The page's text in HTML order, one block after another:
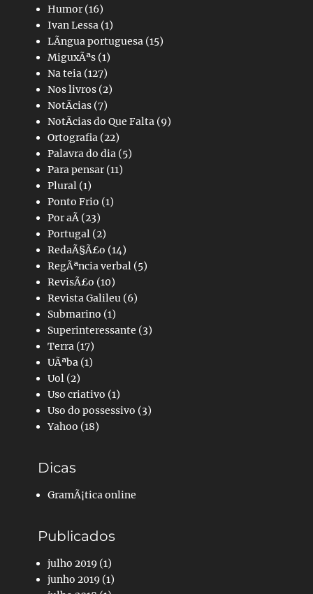
Humor(16)
Ivan Lessa (1)
LÃ­ngua portuguesa (15)
MiguxÃªs (1)
Na teia (127)
Nos livros (2)
NotÃ­cias (7)
NotÃ­cias do Que Falta (9)
Ortografia (22)
Palavra do dia (5)
Para pensar(11)
Plural (1)
Ponto Frio (1)
Por aÃ­ (23)
Portugal (2)
RedaÃ§Ã£o (14)
RegÃªncia verbal (5)
RevisÃ£o (10)
Revista Galileu (6)
Submarino (1)
Superinteressante (3)
Terra (17)
UÃªba (1)
Uol (2)
Uso criativo (1)
Uso do possessivo (3)
Yahoo (18)
Dicas
GramÃ¡tica online
Publicados
julho 2019 (1)
junho 2019 (1)